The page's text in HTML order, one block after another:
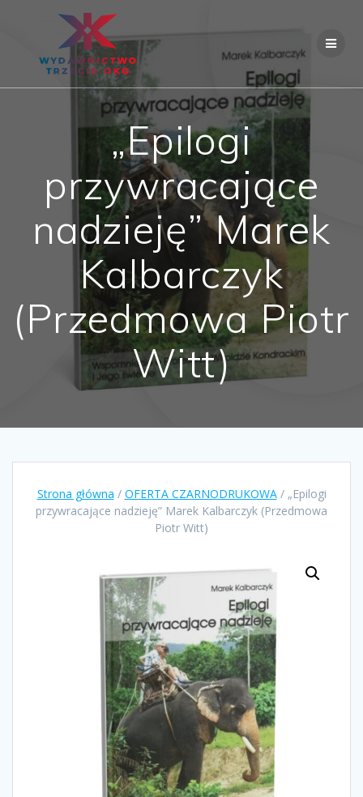
„Epilogi
przywracające
nadzieję” Marek
Kalbarczyk
(Przedmowa Piotr
Witt)
Strona główna / OFERTA CZARNODRUKOWA/ „Epilogi
przywracające nadzieję” Marek Kalbarczyk (Przedmowa
Piotr Witt)